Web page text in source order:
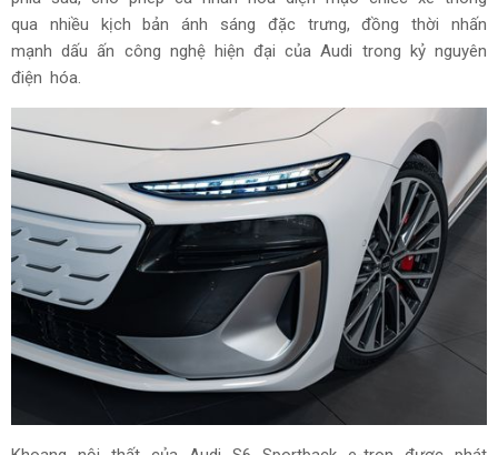
Audi S6 Sportback e-tron cũng được trang bị hiệu ứng ánh
sáng kỹ thuật số có thể tùy chỉnh ở cả đèn phía trước và
phía sau, cho phép cá nhân hóa diện mạo chiếc xe thông
qua nhiều kịch bản ánh sáng đặc trưng, đồng thời nhấn
mạnh dấu ấn công nghệ hiện đại của Audi trong kỷ nguyên